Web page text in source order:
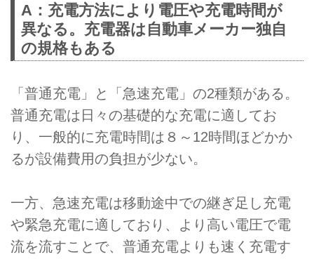
A：充電方法により電圧や充電時間が
異なる。充電器は自動車メーカー独自
の規格もある
「普通充電」と「急速充電」の2種類がある。
普通充電は日々の基礎的な充電に適してお
り、一般的に充電時間は８～12時間ほどかか
るが設備費用の負担が少ない。
一方、急速充電は移動途中での継ぎ足し充電
や緊急充電に適しており、より高い電圧で電
流を流すことで、普通充電よりも速く充電す